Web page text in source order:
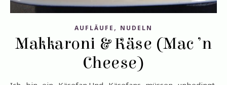
AUFLÄUFE , NUDELN
Makkaroni & Käse (Mac ’n
Cheese)